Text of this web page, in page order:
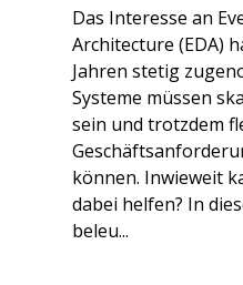
Das Interesse an
Architecture (EDA)
Jahren stetig
Systeme müssen
sein und trotzdem
können. Inwieweit
dabei helfen? In
beleu...